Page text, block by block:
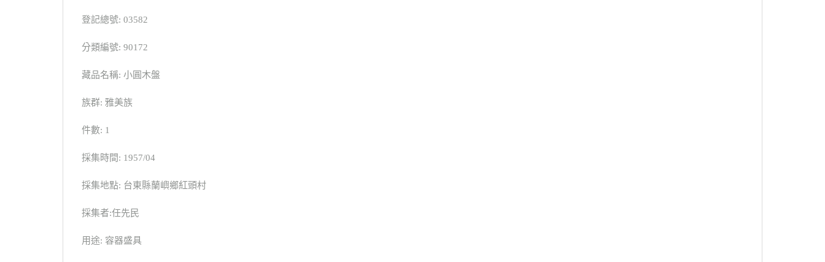
登記總號: 03582
分類編號: 90172
藏品名稱: 小圓木盤
族群: 雅美族
件數: 1
採集時間: 1957/04
採集地點: 台東縣蘭嶼鄉紅頭村
採集者:任先民
用途: 容器盛具